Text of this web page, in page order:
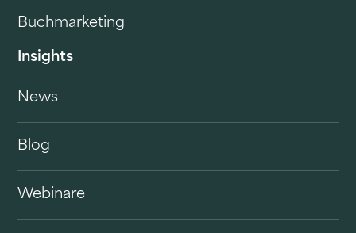
Buchmarketing
Insights
News
Blog
Webinare